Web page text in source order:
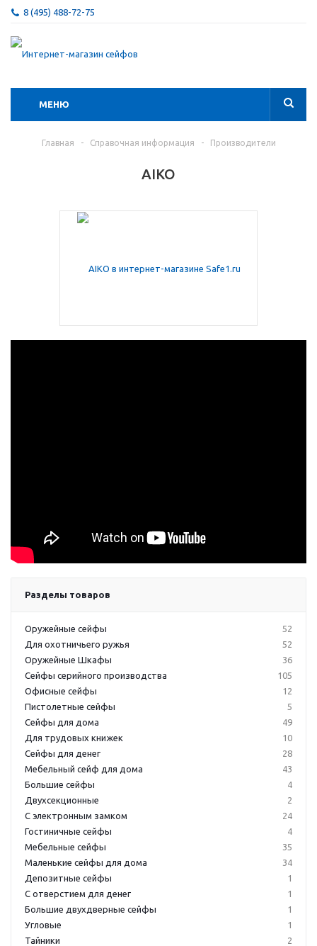
8 (495) 488-72-75
МЕНЮ
Главная - Справочная информация - Производители
AIKO
Разделы товаров
Оружейные сейфы
52
Для охотничьего ружья
52
Оружейные Шкафы
36
Сейфы серийного производства
105
Офисные сейфы
12
Пистолетные сейфы
5
Сейфы для дома
49
Для трудовых книжек
10
Сейфы для денег
28
Мебельный сейф для дома
43
Большие сейфы
4
Двухсекционные
2
С электронным замком
24
Гостиничные сейфы
4
Мебельные сейфы
35
Маленькие сейфы для дома
34
Депозитные сейфы
1
С отверстием для денег
1
Большие двухдверные сейфы
1
Угловые
1
Тайники
2